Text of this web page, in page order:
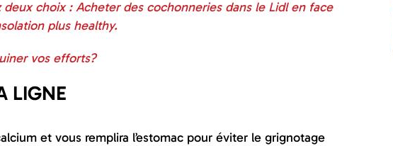
choix : Acheter des cochonneries dans le Lidl en face
plus healthy.
vos efforts?
LIGNE
et vous remplira l’estomac pour éviter le grignotage